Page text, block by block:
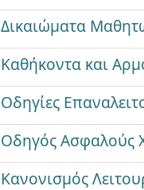
Δικαιώματα
Καθήκοντα και
Οδηγίες
Οδηγός Ασφαλούς
Κανονισμός